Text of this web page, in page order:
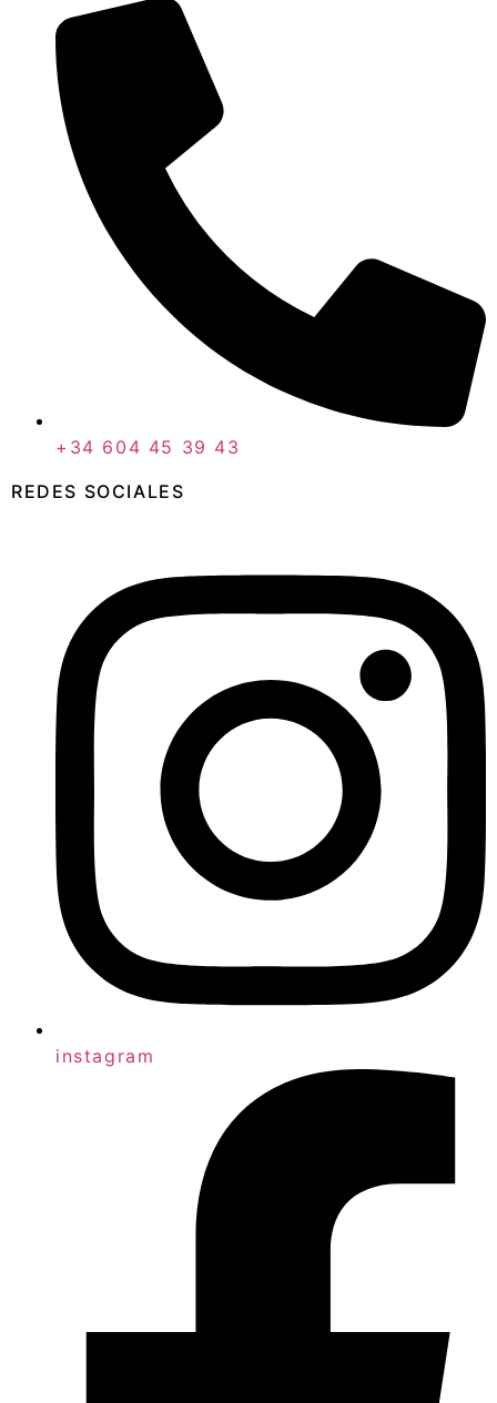
+34 604 45 39 43
REDES SOCIALES
instagram